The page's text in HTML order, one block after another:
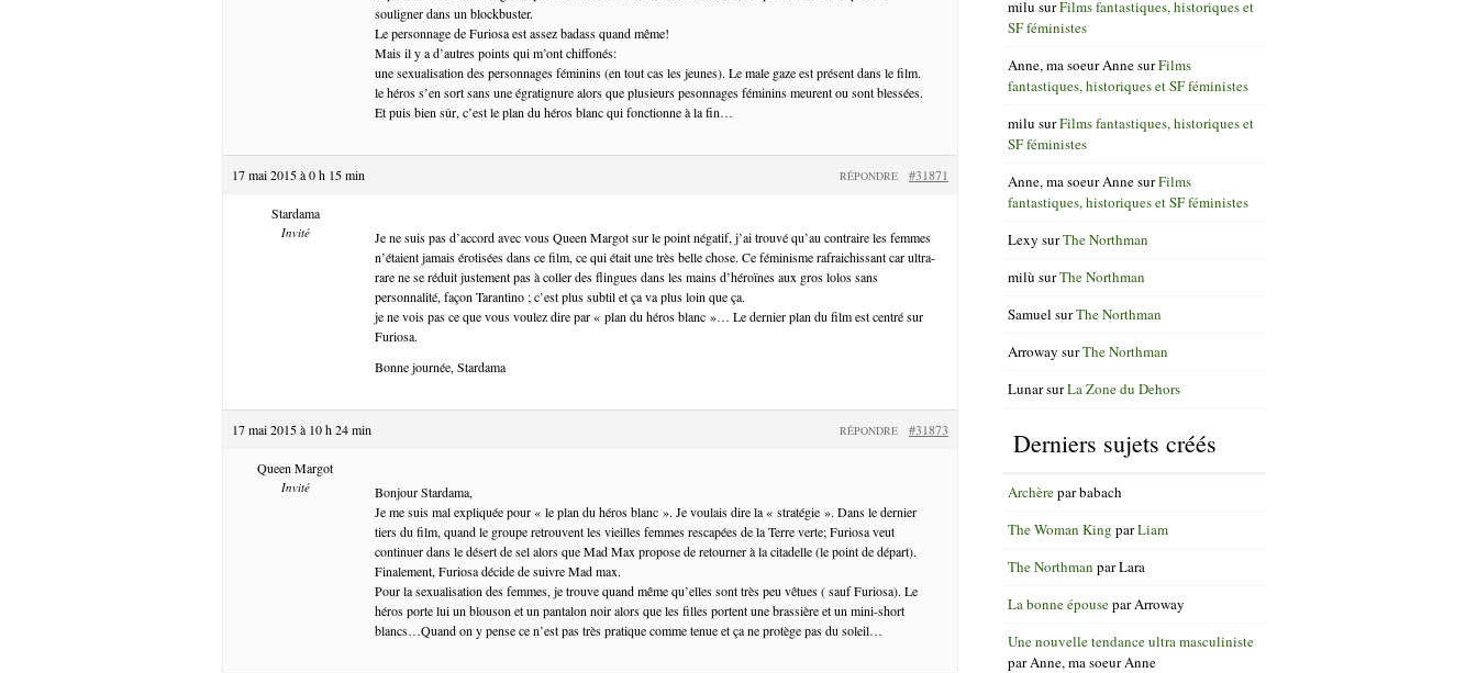
souligner dans un blockbuster.
Le personnage de Furiosa est assez badass quand même!
Mais il y a d’autres points qui m’ont chiffonés:
une sexualisation des personnages féminins (en tout cas les jeunes). Le male gaze est présent dans le film.
le héros s’en sort sans une égratignure alors que plusieurs pesonnages féminins meurent ou sont blessées.
Et puis bien sûr, c’est le plan du héros blanc qui fonctionne à la fin…
17 mai 2015 à 0 h 15 min #31871
RÉPONDRE
Stardama
Invité
Je ne suis pas d’accord avec vous Queen Margot sur le point négatif, j’ai trouvé qu’au contraire les femmes
n’étaient jamais érotisées dans ce film, ce qui était une très belle chose. Ce féminisme rafraichissant car ultra-
rare ne se réduit justement pas à coller des flingues dans les mains d’héroïnes aux gros lolos sans
personnalité, façon Tarantino ; c’est plus subtil et ça va plus loin que ça.
je ne vois pas ce que vous voulez dire par « plan du héros blanc »… Le dernier plan du film est centré sur
Furiosa.
Bonne journée, Stardama
17 mai 2015 à 10 h 24 min #31873
RÉPONDRE
Queen Margot
Invité
Bonjour Stardama,
Je me suis mal expliquée pour « le plan du héros blanc ». Je voulais dire la « stratégie ». Dans le dernier
tiers du film, quand le groupe retrouvent les vieilles femmes rescapées de la Terre verte; Furiosa veut
continuer dans le désert de sel alors que Mad Max propose de retourner à la citadelle (le point de départ).
Finalement, Furiosa décide de suivre Mad max.
Pour la sexualisation des femmes, je trouve quand même qu’elles sont très peu vêtues ( sauf Furiosa). Le
héros porte lui un blouson et un pantalon noir alors que les filles portent une brassière et un mini-short
blancs…Quand on y pense ce n’est pas très pratique comme tenue et ça ne protège pas du soleil…
milu surFilms fantastiques, historiques et
SF féministes
Anne, ma soeur AnnesurFilms
fantastiques, historiques et SF féministes
milu surFilms fantastiques, historiques et
SF féministes
Anne, ma soeur AnnesurFilms
fantastiques, historiques et SF féministes
Lexy surThe Northman
milù surThe Northman
Samuel surThe Northman
Arroway surThe Northman
LunarsurLa Zone du Dehors
Derniers sujets créés
Archèreparbabach
The Woman King parLiam
The Northman parLara
La bonne épouseparArroway
Une nouvelle tendance ultra masculiniste
parAnne, ma soeur Anne